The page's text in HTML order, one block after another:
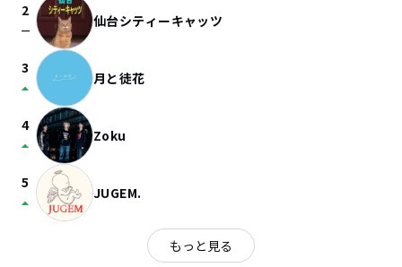
2
check_indeterminate_small 仙台シティーキャッツ
3
arrow_drop_up 月と徒花
4
arrow_drop_up Zoku
5
arrow_drop_up JUGEM.
もっと見る